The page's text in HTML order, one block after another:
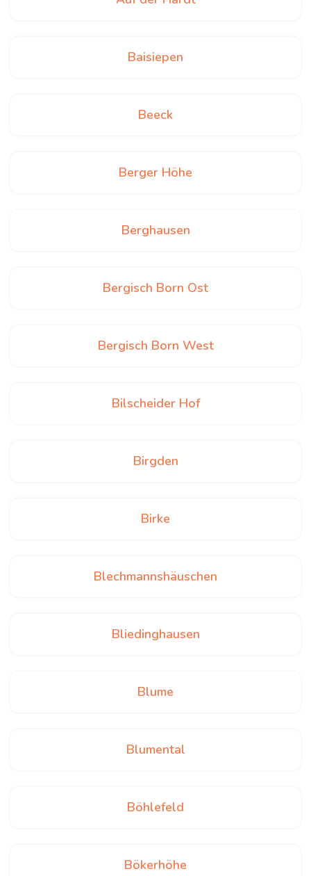
Baisiepen
Beeck
Berger Höhe
Berghausen
Bergisch Born Ost
Bergisch Born West
Bilscheider Hof
Birgden
Birke
Blechmannshäuschen
Bliedinghausen
Blume
Blumental
Böhlefeld
Bökerhöhe